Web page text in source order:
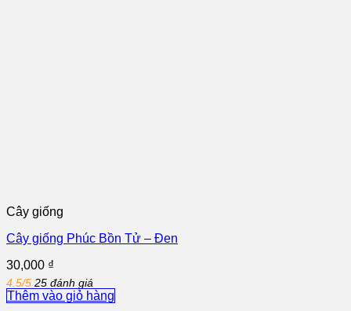
Cây giống
Cây giống Phúc Bồn Tử – Đen
30,000 ₫
4.5/5 25 đánh giá
Thêm vào giỏ hàng